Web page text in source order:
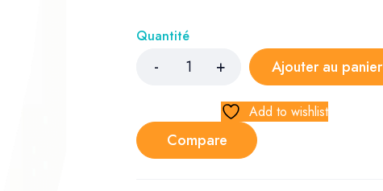
Quantité
Ajouter au panier
Add to wishlist
Compare